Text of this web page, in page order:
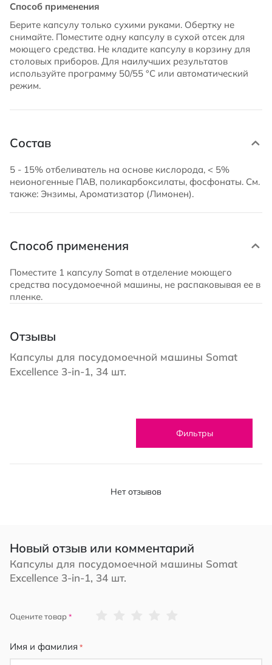
Способ применения
Берите капсулу только сухими руками. Обертку не
снимайте. Поместите одну капсулу в сухой отсек для
моющего средства. Не кладите капсулу в корзину для
столовых приборов. Для наилучших результатов
используйте программу 50/55 °C или автоматический
режим.
Состав
5 - 15% отбеливатель на основе кислорода, < 5%
неионогенные ПАВ, поликарбоксилаты, фосфонаты. См.
также: Энзимы, Ароматизатор (Лимонен).
Способ применения
Поместите 1 капсулу Somat в отделение моющего
средства посудомоечной машины, не распаковывая ее в
пленке.
Отзывы
Капсулы для посудомоечной машины Somat
Excellence 3-in-1, 34 шт.
Фильтры
Нет отзывов
Новый отзыв или комментарий
Капсулы для посудомоечной машины Somat
Excellence 3-in-1, 34 шт.
Оцените товар
Имя и фамилия